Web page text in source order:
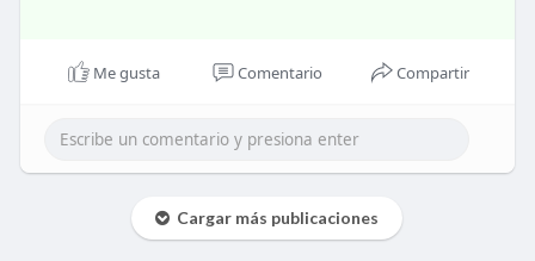
Me gusta Comentario Compartir
Cargar más publicaciones